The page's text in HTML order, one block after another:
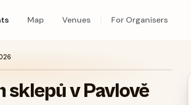
Map Venues For Organisers
v Pavlově